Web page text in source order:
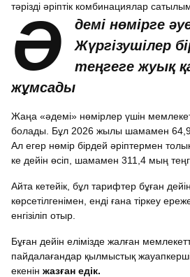
тәрізді әріптік комбинациялар
Ә
демі нөмірге
Жүргізушілер
теңгеге жуық
жұмсады
Жаңа «әдемі» нөмірлер үшін
болады. Бұл 2026 жылы шамамен 64,9
Ал егер нөмір бірдей әріптермен
ке дейін өсіп, шамамен 311,4 мың
Айта кетейік, бұл тарифтер бұған
көрсетілгенімен, енді ғана тіркеу
енгізіліп отыр.
Бұған дейін елімізде жалған
пайдалағандар қылмыстық
екенін жазған едік.